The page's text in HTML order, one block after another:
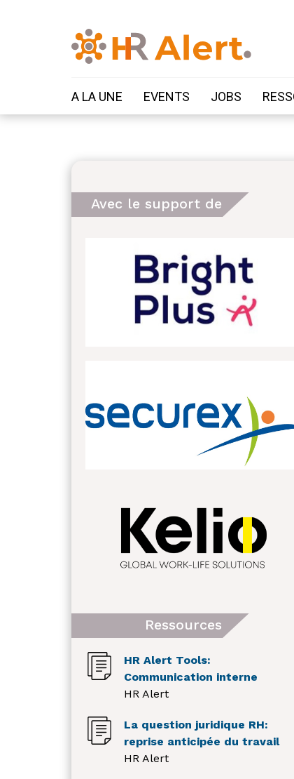
A LA UNE EVENTS JOBS
Avec le support de
Ressources
HR Alert Tools:
Communication interne
HR Alert
La question juridique RH:
reprise anticipée du travail
HR Alert